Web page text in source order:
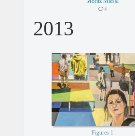
4
2013
Figures 1